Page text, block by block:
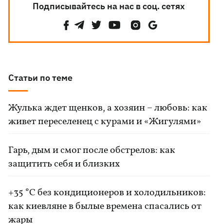
Подписывайтесь на нас в соц. сетях
Статьи по теме
Жулька ждет щенков, а хозяин – любовь: как
живет переселенец с курами и «Жигулями»
Гарь, дым и смог после обстрелов: как
защитить себя и близких
+35 °C без кондиционеров и холодильников:
как киевляне в былые времена спасались от
жары